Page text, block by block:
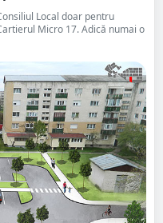
Local doar pentru
Micro 17. Adică numai o